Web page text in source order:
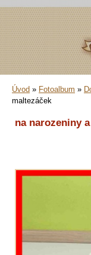
Úvod » Fotoalbum »
maltezáček
na narozeniny